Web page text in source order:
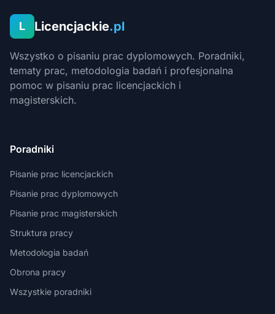
L Licencjackie.pl
Wszystko o pisaniu prac dyplomowych. Poradniki,
tematy prac, metodologia badań i profesjonalna
pomoc w pisaniu prac licencjackich i
magisterskich.
Poradniki
Pisanie prac licencjackich
Pisanie prac dyplomowych
Pisanie prac magisterskich
Struktura pracy
Metodologia badań
Obrona pracy
Wszystkie poradniki